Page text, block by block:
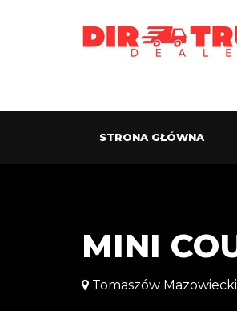
STRONA GŁÓWNA
MINI
Tomaszów